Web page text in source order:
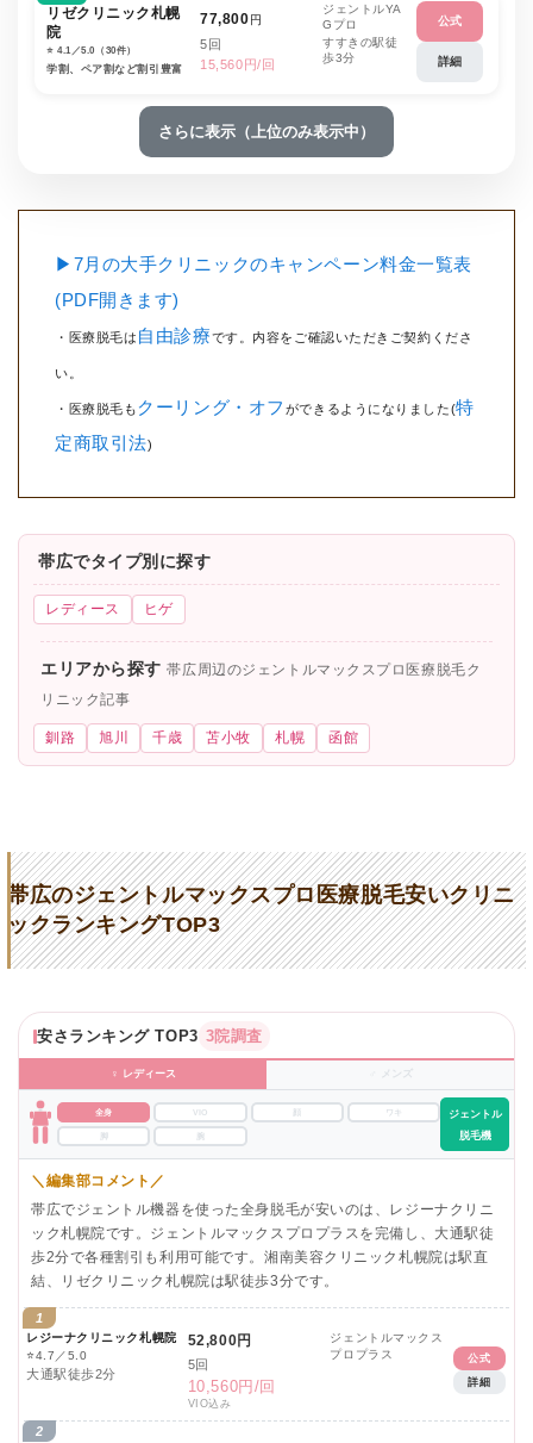
リゼクリニック札幌
院
⭐️ 4.1／5.0（30件）
学割、ペア割など割引豊富
77,800円
5回
15,560円/回
ジェントルYA
Gプロ
すすきの駅徒
歩3分
公式
詳細
さらに表示（上位のみ表示中）
▶7月の大手クリニックのキャンペーン料金一覧表
(PDF開きます)
・医療脱毛は 自由診療です。内容をご確認いただきご契約くださ
い。
・医療脱毛も クーリング・オフ ができるようになりました(特
定商取引法)
帯広でタイプ別に探す
レディース ヒゲ
エリアから探す帯広周辺のジェントルマックスプロ医療脱毛ク
リニック記事
釧路 旭川 千歳 苫小牧 札幌 函館
帯広のジェントルマックスプロ医療脱毛安いクリニ
ックランキングTOP3
安さランキング TOP3 3院調査
♀ レディース ♂ メンズ
全身 VIO ワキ
脚
ジェントル
脱毛機
＼編集部コメント／
帯広でジェントル機器を使った全身脱毛が安いのは、レジーナクリニ
ック札幌院です。ジェントルマックスプロプラスを完備し、大通駅徒
歩2分で各種割引も利用可能です。湘南美容クリニック札幌院は駅直
結、リゼクリニック札幌院は駅徒歩3分です。
1
レジーナクリニック札幌院
⭐4.7／5.0
大通駅徒歩2分
52,800円
5回
10,560円/回
VIO込み
ジェントルマックス
プロプラス
公式
詳細
2